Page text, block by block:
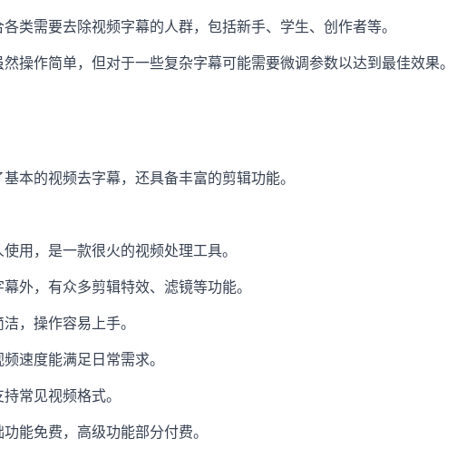
各类需要去除视频字幕的人群，包括新手、学生、创作者等。
然操作简单，但对于一些复杂字幕可能需要微调参数以达到最佳效果。
基本的视频去字幕，还具备丰富的剪辑功能。
使用，是一款很火的视频处理工具。
外，有众多剪辑特效、滤镜等功能。
，操作容易上手。
频速度能满足日常需求。
持常见视频格式。
功能免费，高级功能部分付费。